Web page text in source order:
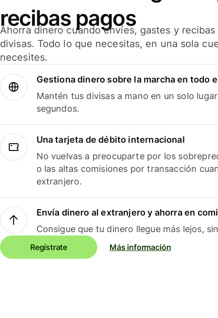
recibas pagos
Ahorra dinero cuando envíes, gastes y
divisas. Todo lo que necesitas, en una sola
necesites.
Gestiona dinero sobre la marcha en todo
Mantén tus divisas a mano en un solo
segundos.
Una tarjeta de débito internacional
No vuelvas a preocuparte por los
o las altas comisiones por transacción
extranjero.
Envía dinero al extranjero y ahorra en
Consigue que tu dinero llegue más lejos,
Regístrate Más información